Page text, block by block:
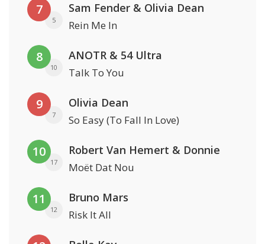
7
5
Sam Fender & Olivia Dean
Rein Me In
8
10
ANOTR & 54 Ultra
Talk To You
9
7
Olivia Dean
So Easy (To Fall In Love)
10
17
Robert Van Hemert & Donnie
Moët Dat Nou
11
12
Bruno Mars
Risk It All